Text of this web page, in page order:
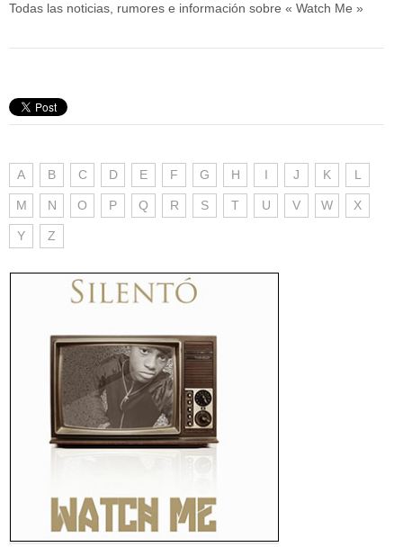
Todas las noticias, rumores e información sobre « Watch Me »
A B C D E F G H I J K L
M N O P Q R S T U V W X
Y Z